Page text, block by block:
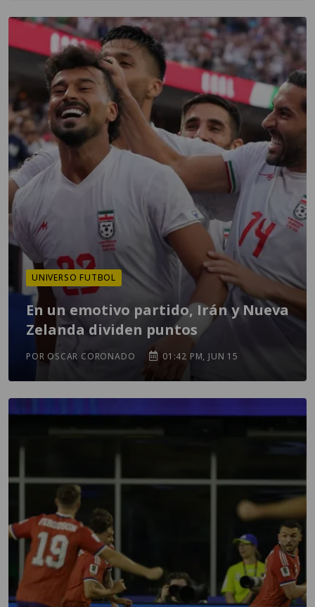
UNIVERSO FUTBOL
En un emotivo partido, Irán y Nueva
Zelanda dividen puntos
POR OSCAR CORONADO 01:42 PM, JUN 15